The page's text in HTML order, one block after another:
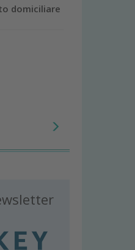
domiciliare